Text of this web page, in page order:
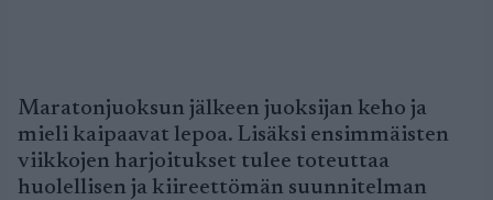
Maratonjuoksun jälkeen juoksijan keho ja
mieli kaipaavat lepoa. Lisäksi ensimmäisten
viikkojen harjoitukset tulee toteuttaa
huolellisen ja kiireettömän suunnitelman